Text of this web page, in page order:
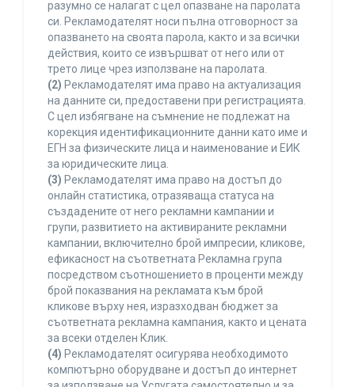
разумно се налагат с цел опазване на паролата
си. Рекламодателят носи пълна отговорност за
опазването на своята парола, както и за всички
действия, които се извършват от него или от
трето лице чрез използване на паролата.
(2) Рекламодателят има право на актуализация
на данните си, предоставени при регистрацията.
С цел избягване на съмнение не подлежат на
корекция идентификационните данни като име и
ЕГН за физическите лица и наименование и ЕИК
за юридическите лица.
(3) Рекламодателят има право на достъп до
онлайн статистика, отразяваща статуса на
създадените от него рекламни кампании и
групи, развитието на активираните рекламни
кампании, включително брой импресии, кликове,
ефикасност на съответната Рекламна група
посредством съотношението в проценти между
брой показвания на рекламата към брой
кликове върху нея, изразходван бюджет за
съответната рекламна кампания, както и цената
за всеки отделен Клик.
(4) Рекламодателят осигурява необходимото
компютърно оборудване и достъп до интернет